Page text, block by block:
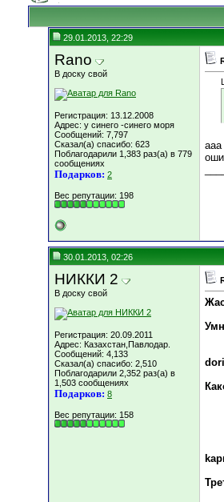
29.01.2013, 22:29
Rano
В доску свой
Регистрация: 13.12.2008
Адрес: у синего -синего моря
Сообщений: 7,797
Сказал(а) спасибо: 623
Поблагодарили 1,383 раз(а) в 779
сообщениях
Подарков: 2
Вес репутации: 198
30.01.2013, 02:26
НИККИ 2
В доску свой
Регистрация: 20.09.2011
Адрес: Казахстан,Павлодар.
Сообщений: 4,133
Сказал(а) спасибо: 2,510
Поблагодарили 2,352 раз(а) в
1,503 сообщениях
Подарков: 8
Вес репутации: 158